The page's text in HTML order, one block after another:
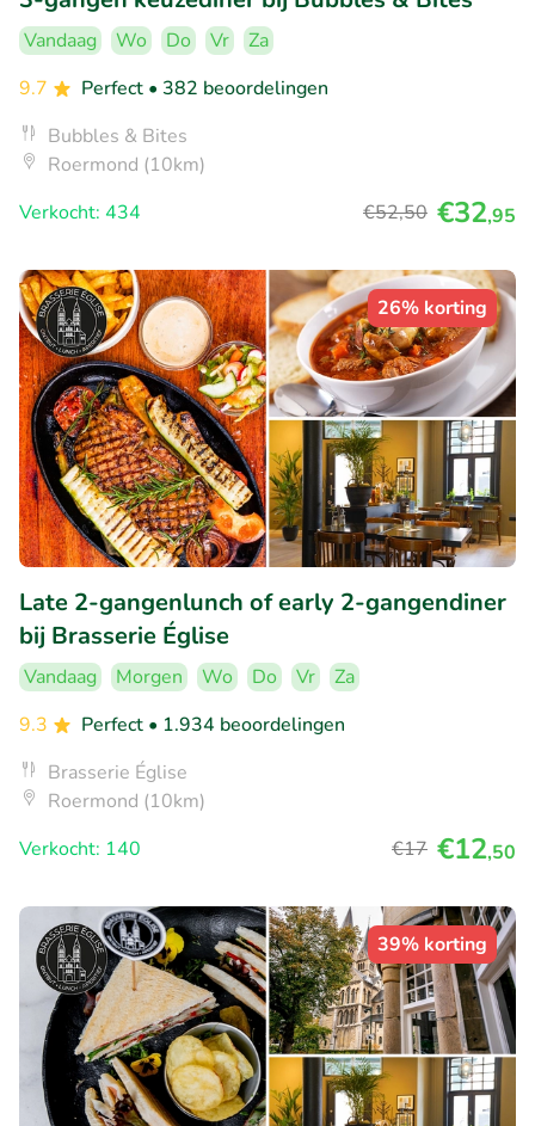
Vandaag Wo Do Vr
Za
9.7
Perfect • 382 beoordelingen
Bubbles & Bites
Roermond (10km)
Verkocht: 434
€52,50 €32,95
26% korting
Late 2-gangenlunch of early 2-gangendiner
bij Brasserie Église
Vandaag Morgen Wo Do Vr
Za
9.3
Perfect • 1.934 beoordelingen
Brasserie Église
Roermond (10km)
Verkocht: 140
€17 €12,50
39% korting